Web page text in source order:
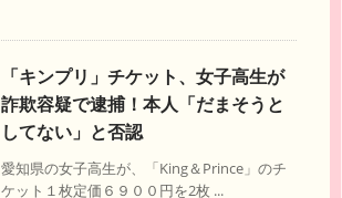
「キンプリ」チケット、女子高生が
詐欺容疑で逮捕！本人「だまそうと
してない」と否認
愛知県の女子高生が、「King＆Prince」のチ
ケット１枚定価６９００円を2枚 ...